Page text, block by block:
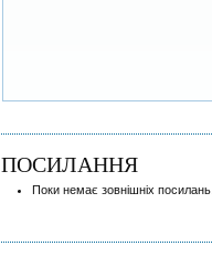
ПОСИЛАННЯ
Поки немає зовнішніх посилань.